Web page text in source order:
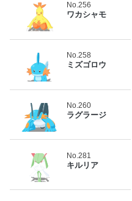
No.256
ワカシャモ
No.258
ミズゴロウ
No.260
ラグラージ
No.281
キルリア